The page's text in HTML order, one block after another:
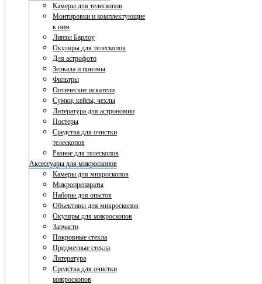
Камеры для телескопов
Монтировки и комплектующие
к ним
Линзы Барлоу
Окуляры для телескопов
Для астрофото
Зеркала и призмы
Фильтры
Оптические искатели
Сумки, кейсы, чехлы
Литература для астрономии
Постеры
Средства для очистки
телескопов
Разное для телескопов
Аксессуары для микроскопов
Камеры для микроскопов
Микропрепараты
Наборы для опытов
Объективы для микроскопов
Окуляры для микроскопов
Запчасти
Покровные стекла
Предметные стекла
Литература
Средства для очистки
микроскопов